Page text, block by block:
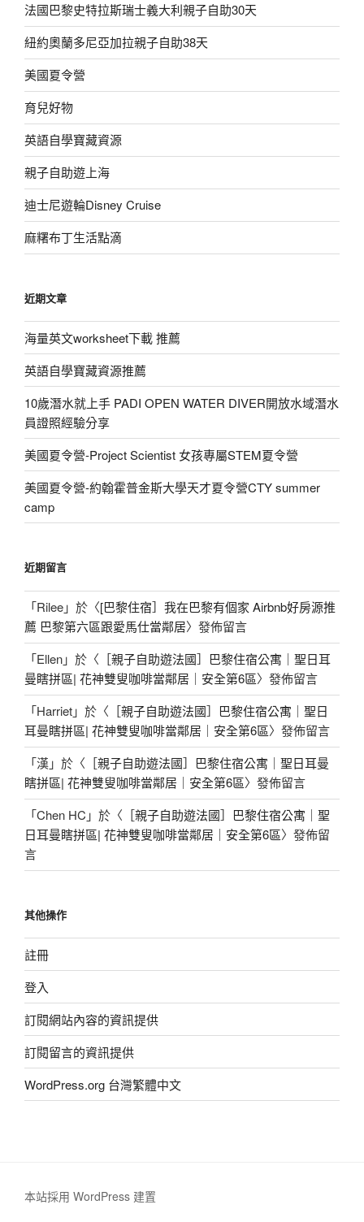
法國巴黎史特拉斯瑞士義大利親子自助30天
紐約奧蘭多尼亞加拉親子自助38天
美國夏令營
育兒好物
英語自學寶藏資源
親子自助遊上海
迪士尼遊輪Disney Cruise
麻糬布丁生活點滴
近期文章
海量英文worksheet下載 推薦
英語自學寶藏資源推薦
10歲潛水就上手 PADI OPEN WATER DIVER開放水域潛水
員證照經驗分享
美國夏令營-Project Scientist 女孩專屬STEM夏令營
美國夏令營-約翰霍普金斯大學天才夏令營CTY summer
camp
近期留言
「Rilee」於〈[巴黎住宿］我在巴黎有個家 Airbnb好房源推
薦 巴黎第六區跟愛馬仕當鄰居〉發佈留言
「Ellen」於〈 ［親子自助遊法國］巴黎住宿公寓｜聖日耳
曼瞎拼區| 花神雙叟咖啡當鄰居｜安全第6區〉發佈留言
「Harriet」於〈 ［親子自助遊法國］巴黎住宿公寓｜聖日
耳曼瞎拼區| 花神雙叟咖啡當鄰居｜安全第6區〉發佈留言
「漢」於〈 ［親子自助遊法國］巴黎住宿公寓｜聖日耳曼
瞎拼區| 花神雙叟咖啡當鄰居｜安全第6區〉發佈留言
「Chen HC 」於〈 ［親子自助遊法國］巴黎住宿公寓｜聖
日耳曼瞎拼區| 花神雙叟咖啡當鄰居｜安全第6區〉發佈留
言
其他操作
註冊
登入
訂閱網站內容的資訊提供
訂閱留言的資訊提供
WordPress.org 台灣繁體中文
本站採用 WordPress 建置